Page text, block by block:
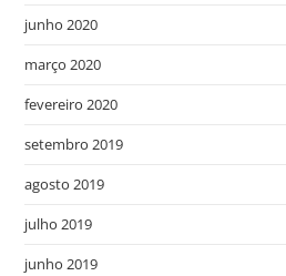
junho 2020
março 2020
fevereiro 2020
setembro 2019
agosto 2019
julho 2019
junho 2019